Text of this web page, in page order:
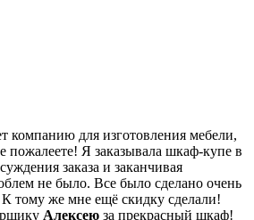
компанию для изготовления мебели,
Я заказывала шкаф-купе в
заказа и заканчивая
не было. Все было сделано очень
тому же мне ещё скидку сделали!
Алексею за прекрасный шкаф!